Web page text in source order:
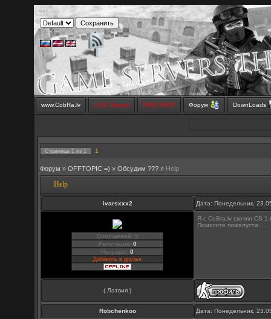
www.CobRa.lv LIVE Stream SMS SHOP Форум DownLoads
Страница 1 из 1 1
Форум » OFFTOPIC =) » Обсудим ??? » Help
Help
ivarsxxx2 Дата: Понедельник,
Сообщений: 5
Репутация: 0
Награды:0
Добавить в друзья
Я с CoBra.lv скочял CS
Помогите пожалуста....
( Латвия )
Robchenkoo Дата: Понедельник,